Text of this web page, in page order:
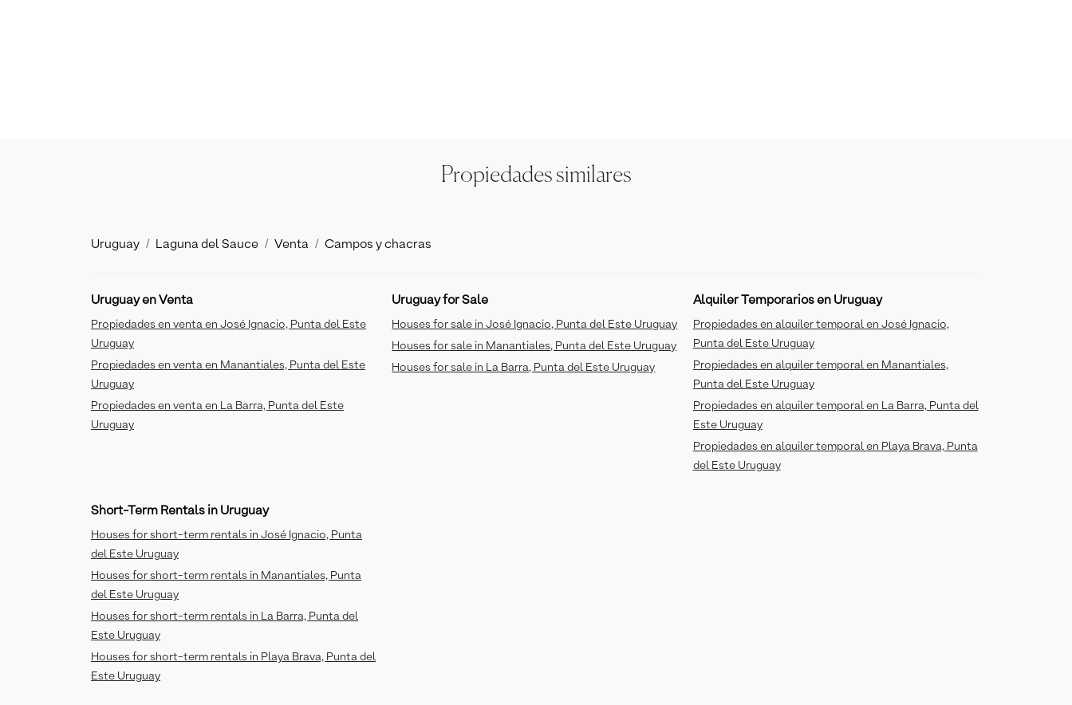
Propiedades similares
Uruguay Laguna del Sauce Venta Campos y chacras
Uruguay en Venta
Propiedades en venta en José Ignacio, Punta del Este
Uruguay
Propiedades en venta en Manantiales, Punta del Este
Uruguay
Propiedades en venta en La Barra, Punta del Este
Uruguay
Uruguay for Sale
Houses for sale in José Ignacio, Punta del Este Uruguay
Houses for sale in Manantiales, Punta del Este Uruguay
Houses for sale in La Barra, Punta del Este Uruguay
Alquiler Temporarios en Uruguay
Propiedades en alquiler temporal en José Ignacio,
Punta del Este Uruguay
Propiedades en alquiler temporal en Manantiales,
Punta del Este Uruguay
Propiedades en alquiler temporal en La Barra, Punta del
Este Uruguay
Propiedades en alquiler temporal en Playa Brava, Punta
del Este Uruguay
Short-Term Rentals in Uruguay
Houses for short-term rentals in José Ignacio, Punta
del Este Uruguay
Houses for short-term rentals in Manantiales, Punta
del Este Uruguay
Houses for short-term rentals in La Barra, Punta del
Este Uruguay
Houses for short-term rentals in Playa Brava, Punta del
Este Uruguay